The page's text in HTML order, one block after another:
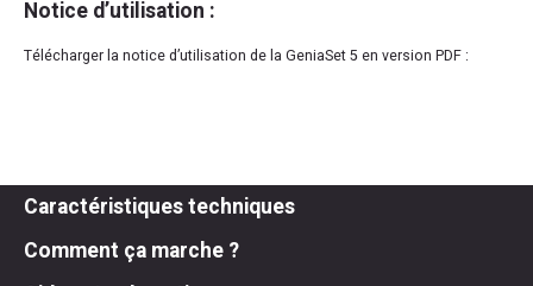
Notice d’utilisation :
Télécharger la notice d’utilisation de la GeniaSet 5 en version PDF :
Caractéristiques techniques
Comment ça marche ?